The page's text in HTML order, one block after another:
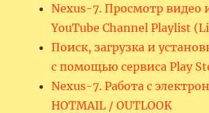
Nexus-7. Просмотр видео
YouTube Channel Playlist
Поиск, загрузка и
с помощью сервиса Play
Nexus-7. Работа с
HOTMAIL / OUTLOOK